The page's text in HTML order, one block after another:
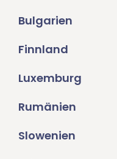
Bulgarien
Finnland
Luxemburg
Rumänien
Slowenien